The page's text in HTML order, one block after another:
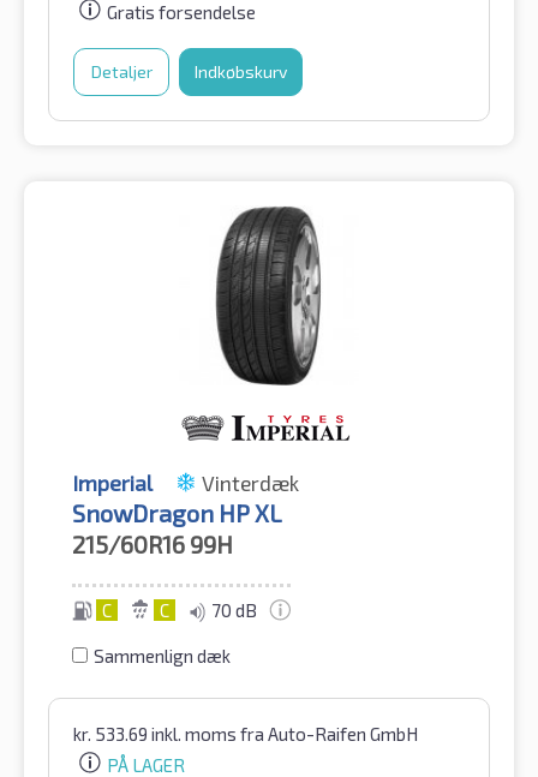
Gratis forsendelse
Detaljer Indkøbskurv
Imperial Vinterdæk
SnowDragon HP XL
215/60R16 99H
C C 70 dB
Sammenlign dæk
kr. 533.69 inkl. moms fra Auto-Raifen GmbH
PÅ LAGER